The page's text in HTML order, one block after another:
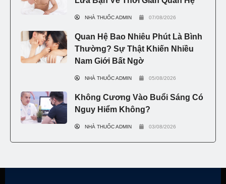
NHÀ THUỐC ADMIN 07/08/2026
Quan Hệ Bao Nhiêu Phút Là Bình
Thường? Sự Thật Khiến Nhiều
Nam Giới Bất Ngờ
NHÀ THUỐC ADMIN 05/08/2026
Không Cương Vào Buổi Sáng Có
Nguy Hiểm Không?
NHÀ THUỐC ADMIN 03/08/2026